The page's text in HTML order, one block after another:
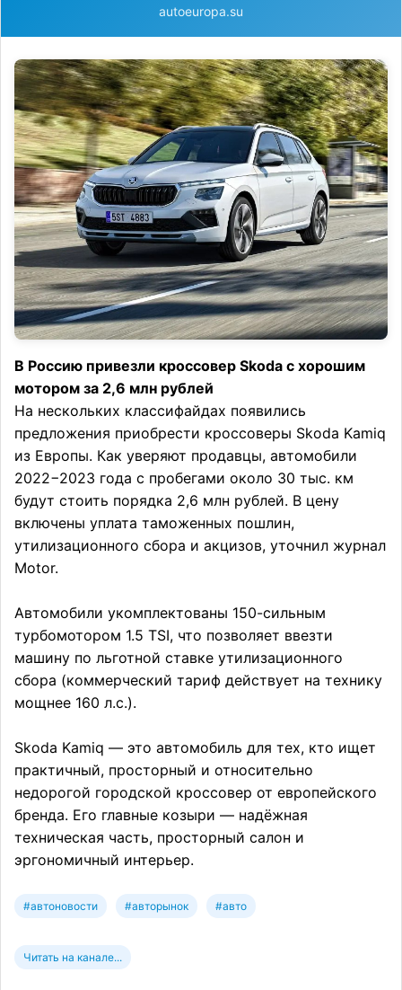
autoeuropa.su
В Россию привезли кроссовер Skoda с хорошим
мотором за 2,6 млн рублей
На нескольких классифайдах появились
предложения приобрести кроссоверы Skoda Kamiq
из Европы. Как уверяют продавцы, автомобили
2022−2023 года с пробегами около 30 тыс. км
будут стоить порядка 2,6 млн рублей. В цену
включены уплата таможенных пошлин,
утилизационного сбора и акцизов, уточнил журнал
Motor.
Автомобили укомплектованы 150-сильным
турбомотором 1.5 TSI, что позволяет ввезти
машину по льготной ставке утилизационного
сбора (коммерческий тариф действует на технику
мощнее 160 л.с.).
Skoda Kamiq — это автомобиль для тех, кто ищет
практичный, просторный и относительно
недорогой городской кроссовер от европейского
бренда. Его главные козыри — надёжная
техническая часть, просторный салон и
эргономичный интерьер.
#автоновости #авторынок #авто
Читать на канале...